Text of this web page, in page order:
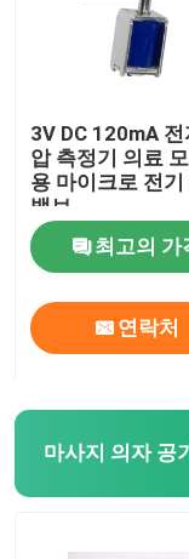
3V DC 120mA 전
압 측정기 의료
용 마이크로 전기
밸브
최고의 가
연락처
마사지 의자 공